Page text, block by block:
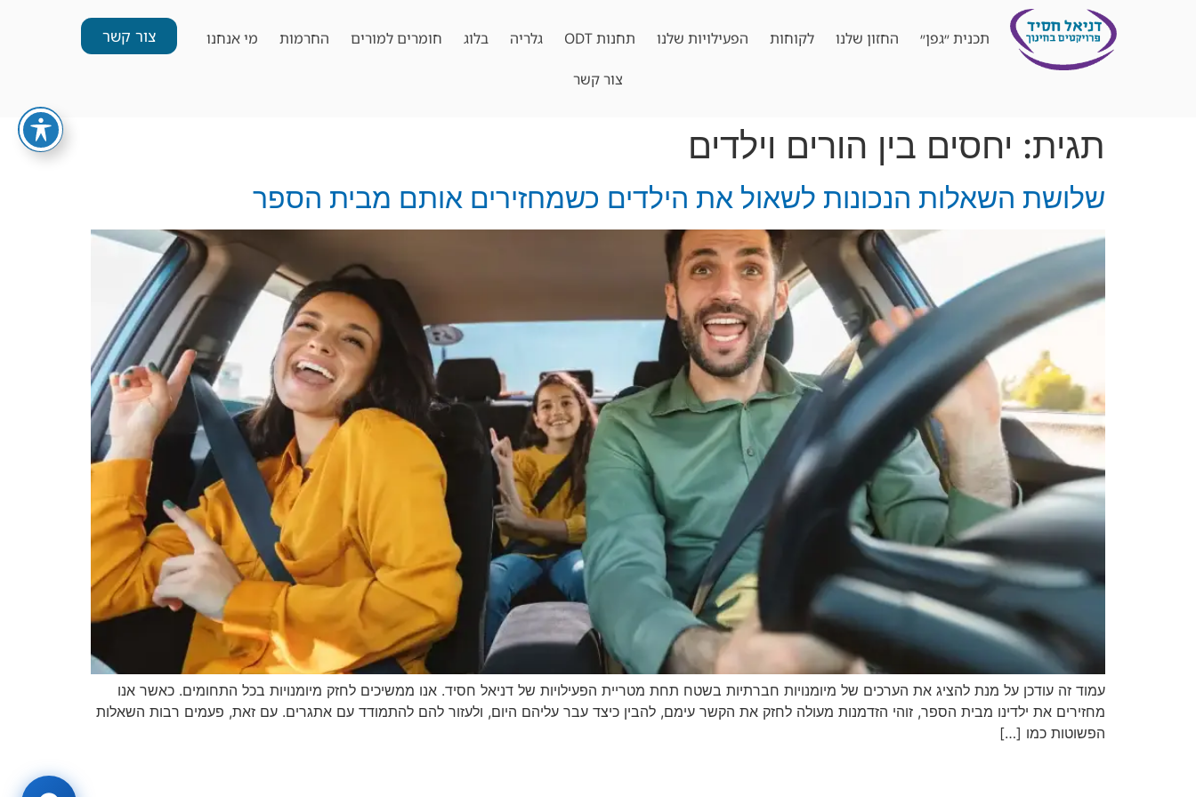
תכנית ״גפן״ החזון שלנו לקוחות הפעילויות שלנו תחנות ODT גלריה בלוג חומרים למורים החרמות מי אנחנו
צור קשר
צור קשר
תגית: יחסים בין הורים וילדים
שלושת השאלות הנכונות לשאול את הילדים כשמחזירים אותם מבית הספר
עמוד זה עודכן על מנת להציג את הערכים של מיומנויות חברתיות בשטח תחת מטריית הפעילויות של דניאל חסיד. אנו ממשיכים לחזק מיומנויות בכל התחומים. כאשר אנו
מחזירים את ילדינו מבית הספר, זוהי הזדמנות מעולה לחזק את הקשר עימם, להבין כיצד עבר עליהם היום, ולעזור להם להתמודד עם אתגרים. עם זאת, פעמים רבות השאלות
הפשוטות כמו […]